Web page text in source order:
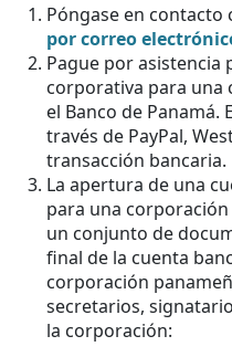
Póngase en contacto
por correo
Pague por asistencia
corporativa para una
el Banco de Panamá.
través de PayPal,
transacción bancaria.
La apertura de una
para una
un conjunto de
final de la cuenta
corporación
secretarios,
la corporación: